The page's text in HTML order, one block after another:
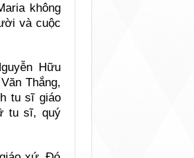
không
và cuộc
Hữu
Thắng,
tu sĩ giáo
tu sĩ, quý